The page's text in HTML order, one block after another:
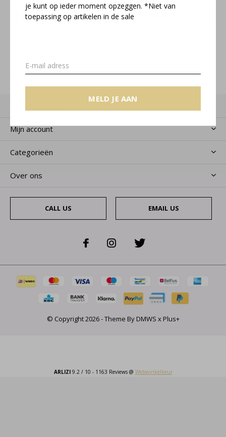
je kunt op ieder moment opzeggen. *Niet van
toepassing op artikelen in de sale
MELD JE AAN
Meld je aan voor onze nieuwsbrief
Mijn account
Categorieën
Over ons
CALL US EMAIL US
© Copyright2026- Theme ByDMWS x Plus+
ARLIZI9.2 / 10 - 1163 Reviews @ Webwinkelkeur